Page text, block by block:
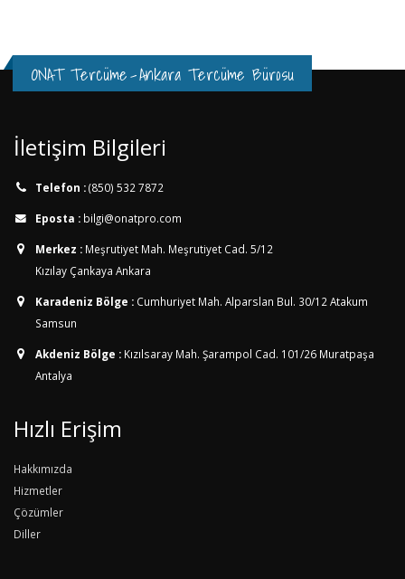
ONAT Tercüme-Ankara Tercüme Bürosu
İletişim Bilgileri
Telefon :(850) 532 7872
Eposta : bilgi@onatpro.com
Merkez : Meşrutiyet Mah. Meşrutiyet Cad. 5/12
Kızılay Çankaya Ankara
Karadeniz Bölge : Cumhuriyet Mah. Alparslan Bul. 30/12 Atakum
Samsun
Akdeniz Bölge : Kızılsaray Mah. Şarampol Cad. 101/26 Muratpaşa
Antalya
Hızlı Erişim
Hakkımızda
Hizmetler
Çözümler
Diller